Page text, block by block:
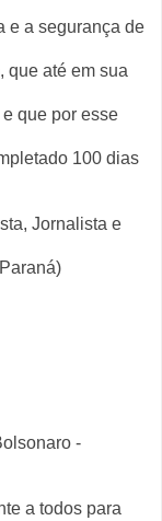
e a segurança de
que até em sua
que por esse
100 dias
Jornalista e
-
a todos para